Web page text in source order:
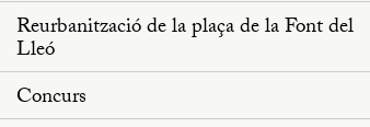
Reurbanització de la plaça de la Font del
Lleó
Concurs